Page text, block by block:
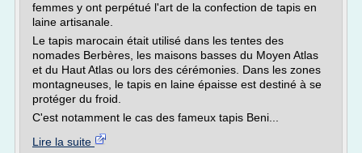
femmes y ont perpétué l'art de la confection de tapis en
laine artisanale.
Le tapis marocain était utilisé dans les tentes des
nomades Berbères, les maisons basses du Moyen Atlas
et du Haut Atlas ou lors des cérémonies. Dans les zones
montagneuses, le tapis en laine épaisse est destiné à se
protéger du froid.
C'est notamment le cas des fameux tapis Beni...
Lire la suite